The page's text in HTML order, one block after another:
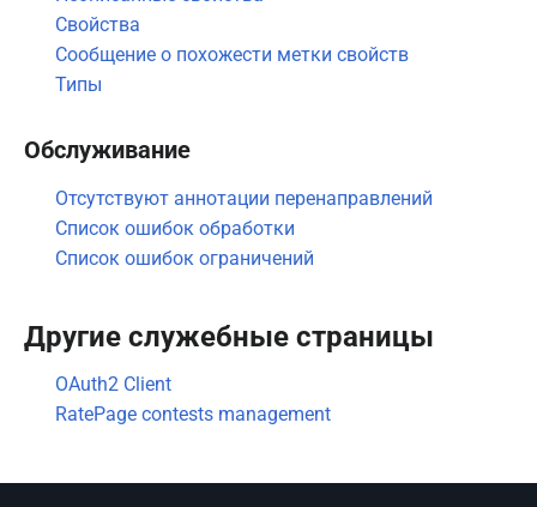
Свойства
Сообщение о похожести метки свойств
Типы
Обслуживание
Отсутствуют аннотации перенаправлений
Список ошибок обработки
Список ошибок ограничений
Другие служебные страницы
OAuth2 Client
RatePage contests management